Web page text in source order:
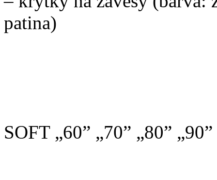
patina)
SOFT „60” „70” „80” „90”